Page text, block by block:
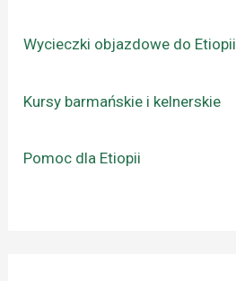
Wycieczki objazdowe do Etiopii
Kursy barmańskie i kelnerskie
Pomoc dla Etiopii